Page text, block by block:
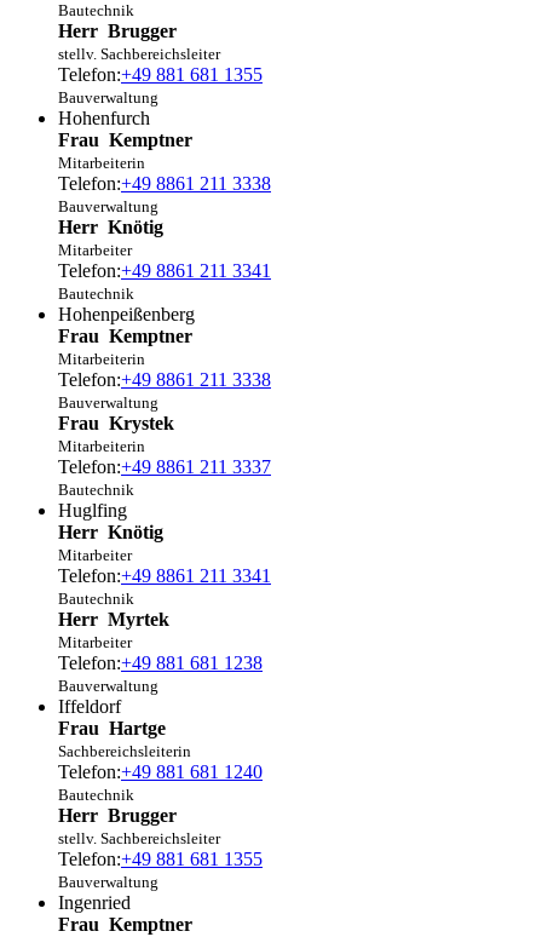
Bautechnik
Herr Brugger
stellv. Sachbereichsleiter
Telefon:+49 881 681 1355
Bauverwaltung
Hohenfurch
Frau Kemptner
Mitarbeiterin
Telefon:+49 8861 211 3338
Bauverwaltung
Herr Knötig
Mitarbeiter
Telefon:+49 8861 211 3341
Bautechnik
Hohenpeißenberg
Frau Kemptner
Mitarbeiterin
Telefon:+49 8861 211 3338
Bauverwaltung
Frau Krystek
Mitarbeiterin
Telefon:+49 8861 211 3337
Bautechnik
Huglfing
Herr Knötig
Mitarbeiter
Telefon:+49 8861 211 3341
Bautechnik
Herr Myrtek
Mitarbeiter
Telefon:+49 881 681 1238
Bauverwaltung
Iffeldorf
Frau Hartge
Sachbereichsleiterin
Telefon:+49 881 681 1240
Bautechnik
Herr Brugger
stellv. Sachbereichsleiter
Telefon:+49 881 681 1355
Bauverwaltung
Ingenried
Frau Kemptner